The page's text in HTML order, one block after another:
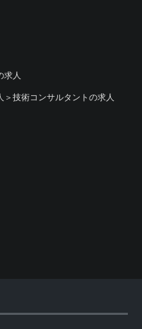
求人
＞ 技術コンサルタントの求人